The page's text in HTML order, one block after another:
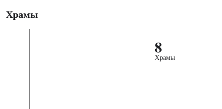
Храмы
8
Храмы